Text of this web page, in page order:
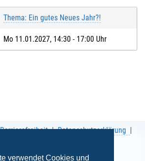
verwendet Cookies und
Thema: Ein gutes Neues Jahr?!
Mo 11.01.2027, 14:30 - 17:00 Uhr
Barrierefreiheit
Datenschutzerklärung